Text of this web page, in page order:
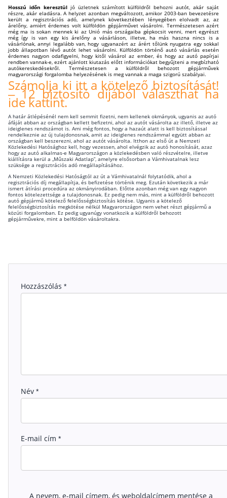
Kapcsolat
Bejelentkezés
Hosszú időn keresztüljó üzletnek számított külföldről behozni autót, akár saját
részre, akár eladásra. A helyzet azonban megváltozott, amikor 2003-ban bevezetésre
került a regisztrációs adó, amelynek következtében lényegében elolvadt az, az
árelőny, amiért érdemes volt külföldön gépjárművet vásárolni. Természetesen azért
még ma is sokan mennek ki az Unió más országaiba gépkocsit venni, mert egyrészt
még így is van egy kis árelőny a vásárláson, illetve, ha más haszna nincs is a
vásárlónak, annyi legalább van, hogy ugyanazért az árért tőlünk nyugatra egy sokkal
jobb állapotban lévő autót lehet vásárolni. Külföldön történő autó vásárlás esetén
érdemes nagyon odafigyelni, hogy kitől vásárol az ember, és hogy az autó papírjai
rendben vannak-e, ezért ajánlott kiutazás előtt információkat begyűjteni a megbízható
autókereskedésekről. Természetesen a külföldről behozott gépjárművek
magyarországi forgalomba helyezésének is meg vannak a maga szigorú szabályai.
Számolja ki itt a kötelező biztosítását!
– 12 biztosító díjából választhat ha
ide kattint.
A határ átlépésénél nem kell semmit fizetni, nem kellenek okmányok, ugyanis az autó
áfáját abban az országban kellett befizetni, ahol az autót vásárolta az illető, illetve az
ideiglenes rendszámot is. Ami még fontos, hogy a hazaút alatt is kell biztosítással
rendelkeznie az új tulajdonosnak, amit az ideiglenes rendszámmal együtt abban az
országban kell beszerezni, ahol az autót vásárolta. Itthon az első út a Nemzeti
Közlekedési Hatósághoz kell, hogy vezessen, ahol elvégzik az autó honosítását, azaz
hogy az autó alkalmas-e Magyarországon a közlekedésben való részvételre, illetve
kiállításra kerül a „Műszaki Adatlap”, amelyre elsősorban a Vámhivatalnak lesz
szüksége a regisztrációs adó megállapításához.
A Nemzeti Közlekedési Hatóságtól az út a Vámhivatalnál folytatódik, ahol a
regisztrációs díj megállapítja, és befizetése történik meg. Ezután következik a már
ismert átírási procedúra az okmányirodában. Előtte azonban még van egy nagyon
fontos kötelezettsége a tulajdonosnak. Ez pedig nem más, mint a külföldről behozott
autó gépjármű kötelező felelősségbiztosítás kötése. Ugyanis a kötelező
felelősségbiztosítás megkötése nélkül Magyarországon nem vehet részt gépjármű a
közúti forgalomban. Ez pedig ugyanúgy vonatkozik a külföldről behozott
gépjárművekre, mint a belföldön vásároltakra.
Hozzászólás *
Név *
E-mail cím *
A nevem, e-mail címem, és weboldalcímem mentése a